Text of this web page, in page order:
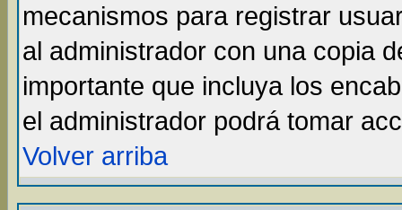
mecanismos para registrar
al administrador con una copia
importante que incluya los
el administrador podrá tomar
Volver arriba